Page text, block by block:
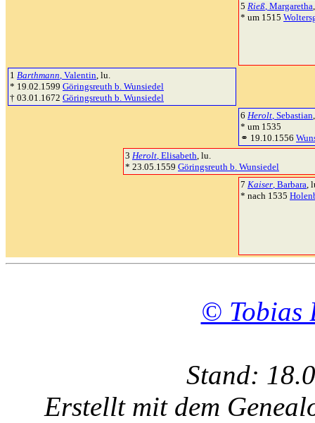
5 Rieß, Margaretha
* um 1515
1 Barthmann, Valentin, lu.
* 19.02.1599 Göringsreuth b. Wunsiedel
† 03.01.1672 Göringsreuth b. Wunsiedel
6 Herolt, Sebastian
* um 1535
⚭ 19.10.1556
3 Herolt, Elisabeth, lu.
* 23.05.1559 Göringsreuth b. Wunsiedel
7 Kaiser, Barbara,
* nach 1535
© Tobias
Stand:
Erstellt mit dem